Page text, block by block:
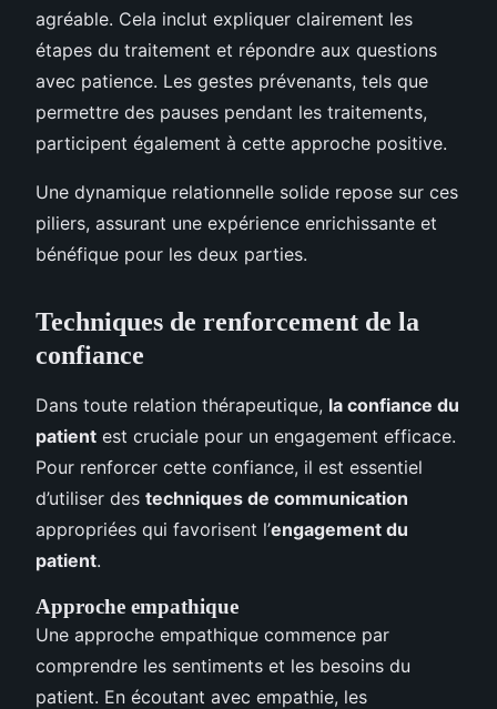
agréable. Cela inclut expliquer clairement les
étapes du traitement et répondre aux questions
avec patience. Les gestes prévenants, tels que
permettre des pauses pendant les traitements,
participent également à cette approche positive.
Une dynamique relationnelle solide repose sur ces
piliers, assurant une expérience enrichissante et
bénéfique pour les deux parties.
Techniques de renforcement de la
confiance
Dans toute relation thérapeutique, la confiance du
patient est cruciale pour un engagement efficace.
Pour renforcer cette confiance, il est essentiel
d’utiliser des techniques de communication
appropriées qui favorisent l’engagement du
patient.
Approche empathique
Une approche empathique commence par
comprendre les sentiments et les besoins du
patient. En écoutant avec empathie, les